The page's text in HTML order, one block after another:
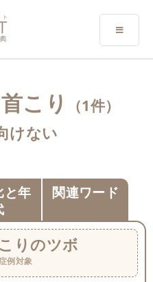
こり
（1件）
けない
と年
関連ワード
り のツボ
例対象